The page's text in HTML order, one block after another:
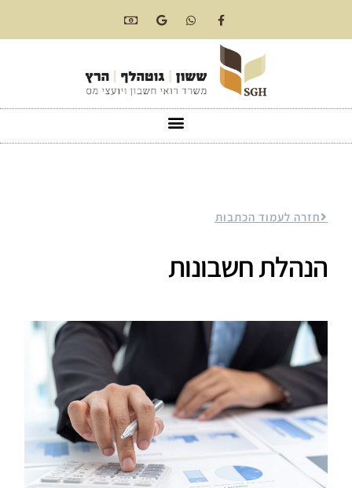
חזרה לעמוד הכתבות
הנהלת חשבונות